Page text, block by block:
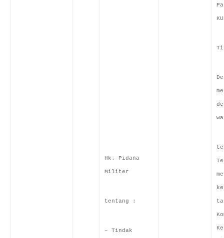
Hk. Pidana
Militer
tentang :
– Tindak